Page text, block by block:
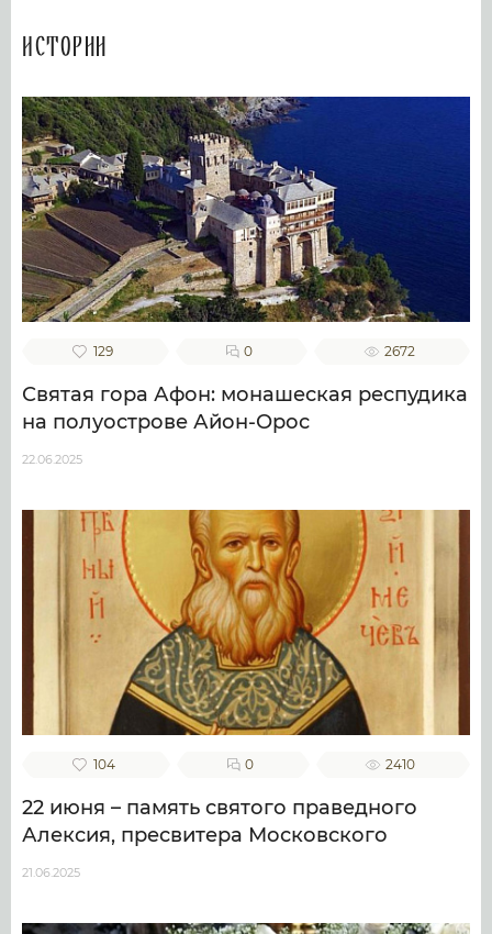
Истории
129 0 2672
Святая гора Афон: монашеская респудика
на полуострове Айон-Орос
22.06.2025
104 0 2410
22 июня – память святого праведного
Алексия, пресвитера Московского
21.06.2025